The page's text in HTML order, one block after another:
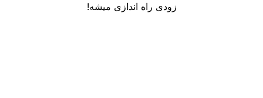
زودی راه اندازی میشه!